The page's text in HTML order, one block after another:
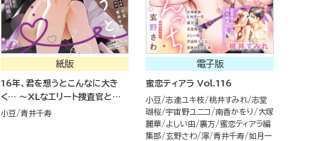
紙版
16年、君を想うとこんなに大き
く… ～XLなエリート捜査官と契
約結婚～ （5）
小豆 青井千寿
電子版
蜜恋ティアラ Vol.116
小豆 志連ユキ枝 桃井すみれ
志堂
瑚桜 宇宙野ユニコ 南香かをり
大塚
麗華
よしい由 裏方
蜜恋ティアラ編
集部
玄野さわ 濘 青井千寿 如月一